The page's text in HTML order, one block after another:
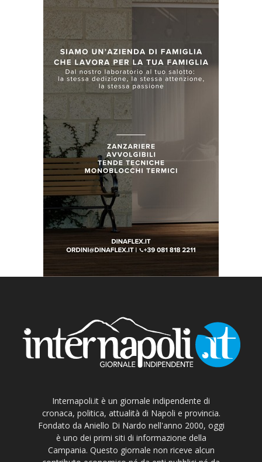
Internapoli.it è un giornale indipendente di
cronaca, politica, attualità di Napoli e provincia.
Fondato da Aniello Di Nardo nell'anno 2000, oggi
è uno dei primi siti di informazione della
Campania. Questo giornale non riceve alcun